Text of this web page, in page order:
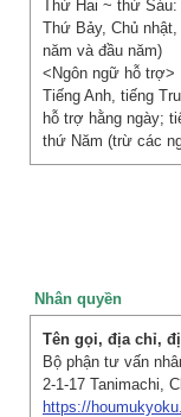
Thứ Hai ~ thứ
Thứ Bảy, Chủ
năm và đầu năm)
<Ngôn ngữ hỗ trợ>
Tiếng Anh, tiếng
hỗ trợ hằng ngày;
thứ Năm (trừ các
Nhân quyền
Bộ phận tư vấn
2-1-17 Tanimachi,
https://